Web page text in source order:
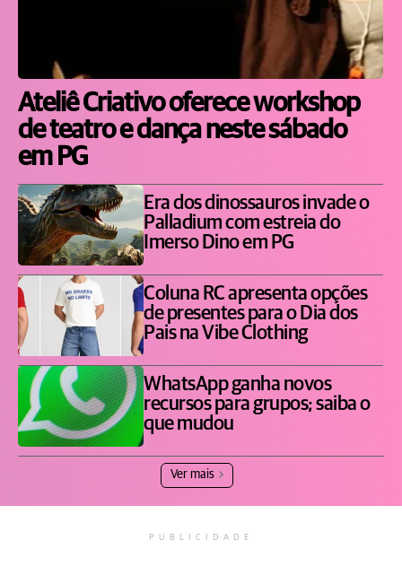
Ateliê Criativo oferece workshop
de teatro e dança neste sábado
em PG
Era dos dinossauros invade o
Palladium com estreia do
Imerso Dino em PG
Coluna RC apresenta opções
de presentes para o Dia dos
Pais na Vibe Clothing
WhatsApp ganha novos
recursos para grupos; saiba o
que mudou
Ver mais
PUBLICIDADE